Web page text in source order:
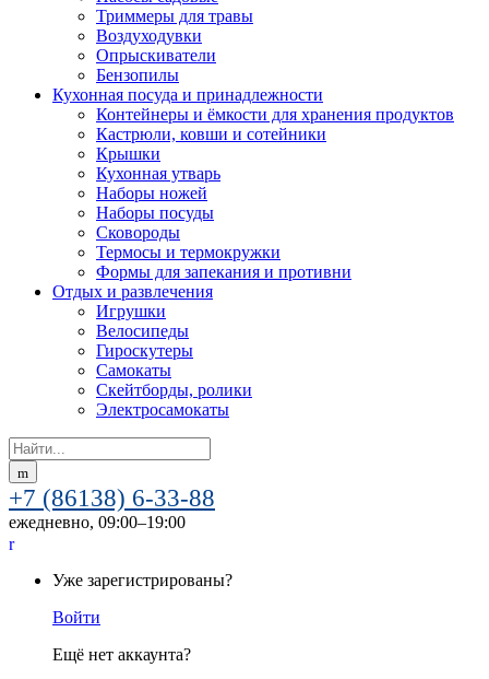
Триммеры для травы
Воздуходувки
Опрыскиватели
Бензопилы
Кухонная посуда и принадлежности
Контейнеры и ёмкости для хранения продуктов
Кастрюли, ковши и сотейники
Крышки
Кухонная утварь
Наборы ножей
Наборы посуды
Сковороды
Термосы и термокружки
Формы для запекания и противни
Отдых и развлечения
Игрушки
Велосипеды
Гироскутеры
Самокаты
Скейтборды, ролики
Электросамокаты
Search
for:
+7 (86138) 6-33-88
ежедневно, 09:00–19:00
Уже зарегистрированы?
Войти
Ещё нет аккаунта?